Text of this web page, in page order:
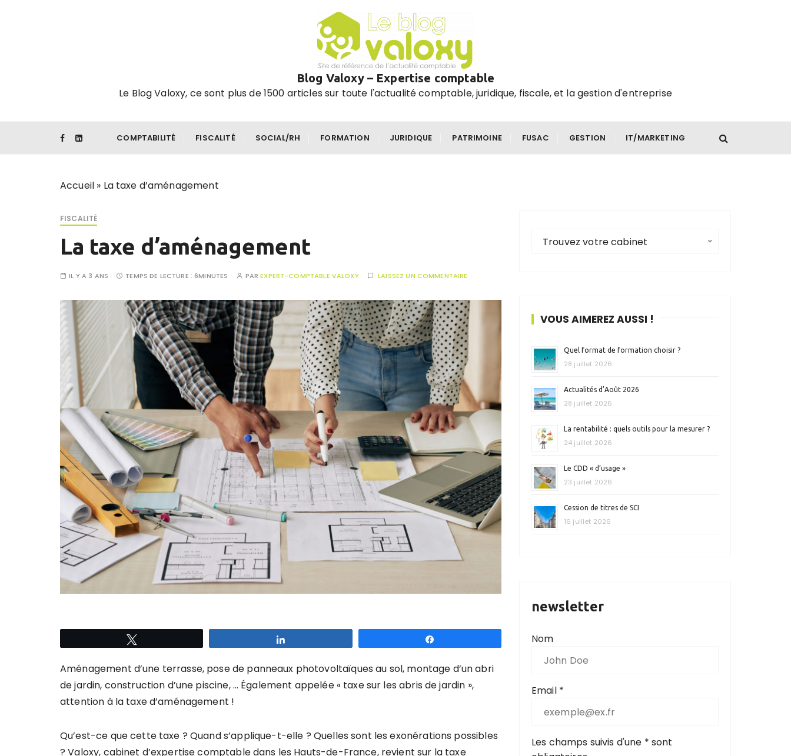
Blog Valoxy – Expertise comptable
Le Blog Valoxy, ce sont plus de 1500 articles sur toute l'actualité comptable, juridique, fiscale, et la gestion d'entreprise
COMPTABILITÉ FISCALITÉ SOCIAL/RH FORMATION JURIDIQUE PATRIMOINE FUSAC GESTION IT/MARKETING
Accueil » La taxe d’aménagement
FISCALITÉ
La taxe d’aménagement
IL Y A 3 ANS TEMPS DE LECTURE :6MINUTES PAREXPERT-COMPTABLE VALOXY LAISSEZ UN COMMENTAIRE
Aménagement d’une terrasse, pose de panneaux photovoltaïques au sol, montage d’un abri
de jardin, construction d’une piscine, … Également appelée « taxe sur les abris de jardin »,
attention à la taxe d’aménagement !
Qu’est-ce que cette taxe ? Quand s’applique-t-elle ? Quelles sont les exonérations possibles
? Valoxy, cabinet d’expertise comptable dans les Hauts-de-France, revient sur la taxe
Trouvez votre cabinet
VOUS AIMEREZ AUSSI !
Quel format de formation choisir ?
28 juillet 2026
Actualités d’Août 2026
28 juillet 2026
La rentabilité : quels outils pour la mesurer ?
24 juillet 2026
Le CDD « d’usage »
23 juillet 2026
Cession de titres de SCI
16 juillet 2026
newsletter
Nom
Email *
Les champs suivis d'une * sont